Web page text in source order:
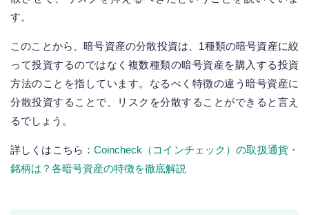
す。
このことから、暗号資産の分散投資は、1種類の暗号資産に絞
って投資するのではなく複数種類の暗号資産を購入する投資
方法のことを指しています。なるべく特徴の違う暗号資産に
分散投資することで、リスクを分散することができると言え
るでしょう。
詳しくはこちら：Coincheck（コインチェック）の取扱通貨・
銘柄は？各暗号資産の特徴を徹底解説